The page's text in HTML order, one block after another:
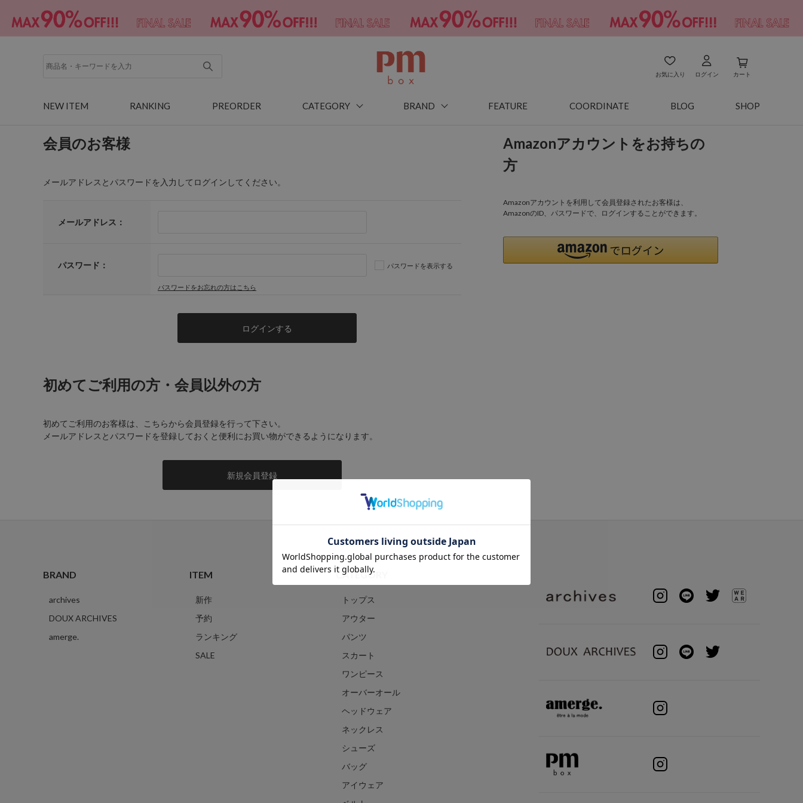
お気に入り ログイン カート
NEW ITEM RANKING PREORDER CATEGORY BRAND FEATURE COORDINATE BLOG SHOP
会員のお客様
メールアドレスとパスワードを入力してログインしてください。
メールアドレス：
パスワード： パスワードを表示する
パスワードをお忘れの方はこちら
Amazonアカウントをお持ちの
方
Amazonアカウントを利用して会員登録されたお客様は、
AmazonのID、パスワードで、ログインすることができます。
初めてご利用の方・会員以外の方
初めてご利用のお客様は、こちらから会員登録を行って下さい。
メールアドレスとパスワードを登録しておくと便利にお買い物ができるようになります。
BRAND
archives
DOUX ARCHIVES
amerge.
ITEM
新作
予約
ランキング
SALE
CATEGORY
トップス
アウター
パンツ
スカート
ワンピース
オーバーオール
ヘッドウェア
ネックレス
シューズ
バッグ
アイウェア